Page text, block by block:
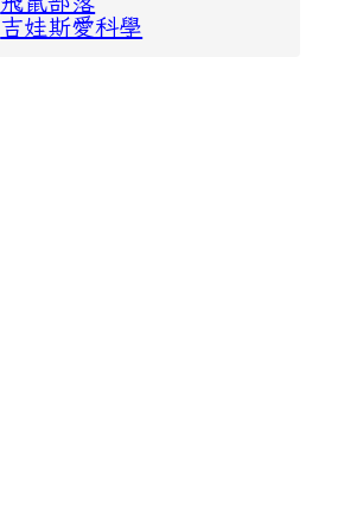
吉娃斯愛科學